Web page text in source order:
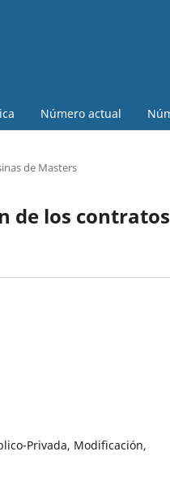
Número actual
de Masters
de los
Privada, Modificación,